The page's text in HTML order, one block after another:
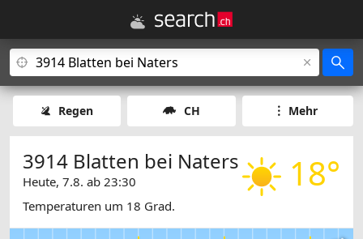
Regen CH Mehr
18°
3914 Blatten bei Naters
Heute, 7.8. ab 23:30
Temperaturen um 18 Grad.